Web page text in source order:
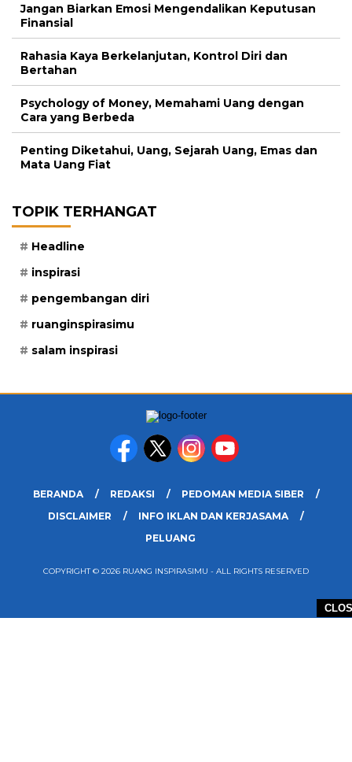
Jangan Biarkan Emosi Mengendalikan Keputusan
Finansial
Rahasia Kaya Berkelanjutan, Kontrol Diri dan
Bertahan
Psychology of Money, Memahami Uang dengan
Cara yang Berbeda
Penting Diketahui, Uang, Sejarah Uang, Emas dan
Mata Uang Fiat
TOPIK TERHANGAT
Headline
inspirasi
pengembangan diri
ruanginspirasimu
salam inspirasi
BERANDA REDAKSI
PEDOMAN MEDIA SIBER
DISCLAIMER
INFO IKLAN DAN KERJASAMA
PELUANG
COPYRIGHT © 2026 RUANG INSPIRASIMU - ALL RIGHTS RESERVED